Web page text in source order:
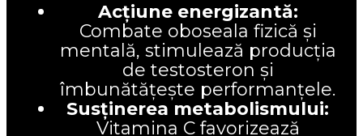
Acțiune energizantă:
Combate oboseala fizică și
mentală, stimulează producția
de testosteron și
îmbunătățește performanțele.
Susținerea metabolismului:
Vitamina C favorizează